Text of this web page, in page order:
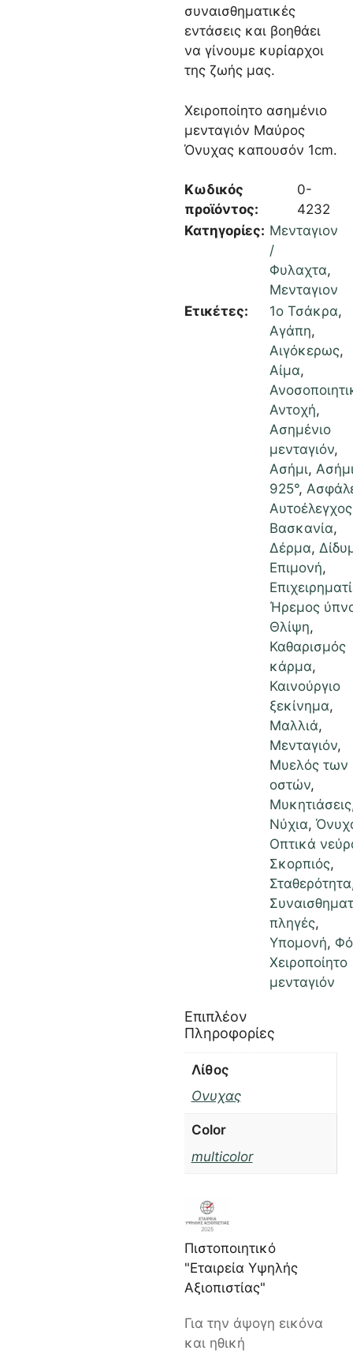
συναισθηματικές
εντάσεις και βοηθάει
να γίνουμε κυρίαρχοι
της ζωής μας.
Χειροποίητο ασημένιο
μενταγιόν Μαύρος
Όνυχας καπουσόν 1cm.
Κωδικός
προϊόντος:
0-
4232
Κατηγορίες: Μενταγιον
/
Φυλαχτα,
Μενταγιον
Ετικέτες:
1ο Τσάκρα,
Αγάπη,
Αιγόκερως,
Αίμα,
Αντοχή,
Ασημένιο
μενταγιόν,
Ασήμι,
925°,
Αυτοέλεγχος
Βασκανία,
Δέρμα,
Επιμονή,
Ήρεμος
Θλίψη,
Καθαρισμός
κάρμα,
Καινούργιο
ξεκίνημα,
Μαλλιά,
Μενταγιόν,
Μυελός των
οστών,
Μυκητιάσεις
Νύχια,
Οπτικά
Σκορπιός,
Σταθερότητα
πληγές,
Υπομονή,
Χειροποίητο
μενταγιόν
Επιπλέον
Πληροφορίες
Λίθος
Ονυχας
Color
multicolor
Πιστοποιητικό
"Εταιρεία Υψηλής
Αξιοπιστίας"
Για την άψογη εικόνα
και ηθική